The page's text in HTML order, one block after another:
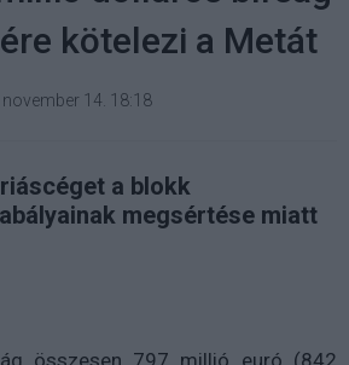
kötelezi a Metát
14. 18:18
a blokk
megsértése miatt
összesen 797 millió euró (842